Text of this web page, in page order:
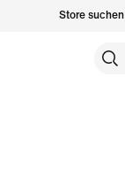
Store suchen